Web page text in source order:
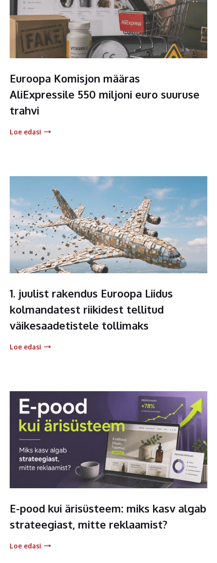
Euroopa Komisjon määras
AliExpressile 550 miljoni euro suuruse
trahvi
Loe edasi
1. juulist rakendus Euroopa Liidus
kolmandatest riikidest tellitud
väikesaadetistele tollimaks
Loe edasi
E-pood kui ärisüsteem: miks kasv algab
strateegiast, mitte reklaamist?
Loe edasi